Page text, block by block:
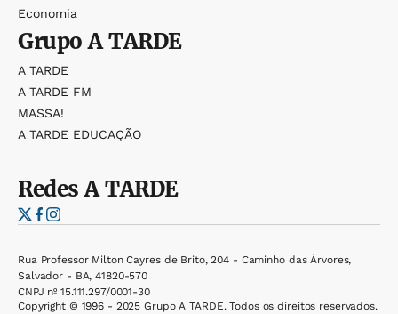
Economia
GrupoA TARDE
A TARDE
A TARDE FM
MASSA!
A TARDE EDUCAÇÃO
RedesA TARDE
Rua Professor Milton Cayres de Brito, 204 - Caminho das Árvores,
Salvador - BA, 41820-570
CNPJ nº 15.111.297/0001-30
Copyright © 1996 - 2025 Grupo A TARDE. Todos os direitos reservados.